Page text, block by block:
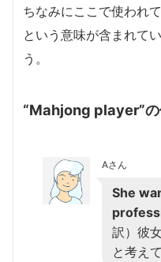
ちなみにここで使われ
という意味が含まれて
う。
“Mahjong player”
Aさん
She
訳）彼
と考え